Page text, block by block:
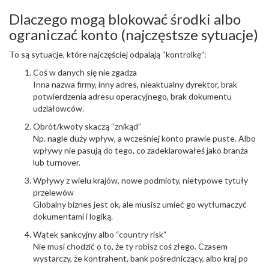
Dlaczego mogą blokować środki albo
ograniczać konto (najczęstsze sytuacje)
To są sytuacje, które najczęściej odpalają “kontrolkę”:
Coś w danych się nie zgadza
Inna nazwa firmy, inny adres, nieaktualny dyrektor, brak
potwierdzenia adresu operacyjnego, brak dokumentu
udziałowców.
Obrót/kwoty skaczą “znikąd”
Np. nagle duży wpływ, a wcześniej konto prawie puste. Albo
wpływy nie pasują do tego, co zadeklarowałeś jako branża
lub turnover.
Wpływy z wielu krajów, nowe podmioty, nietypowe tytuły
przelewów
Globalny biznes jest ok, ale musisz umieć go wytłumaczyć
dokumentami i logiką.
Wątek sankcyjny albo “country risk”
Nie musi chodzić o to, że ty robisz coś złego. Czasem
wystarczy, że kontrahent, bank pośredniczący, albo kraj po